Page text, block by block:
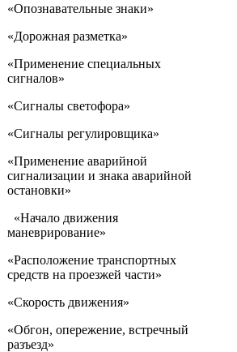
«Опознавательные знаки»
«Дорожная разметка»
«Применение специальных
сигналов»
«Сигналы светофора»
«Сигналы регулировщика»
«Применение аварийной
сигнализации и знака аварийной
остановки»
«Начало движения
маневрирование»
«Расположение транспортных
средств на проезжей части»
«Скорость движения»
«Обгон, опережение, встречный
разъезд»